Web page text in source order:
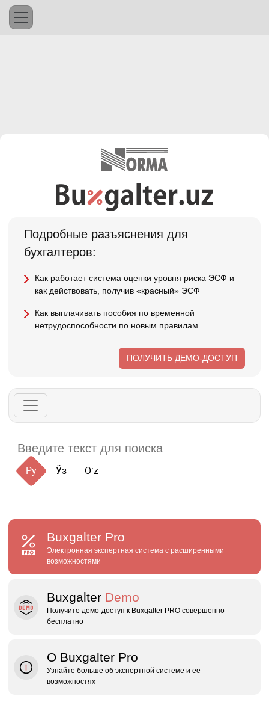
Подробные разъяснения для
бухгалтеров:
Как работает система оценки уровня риска ЭСФ и
как действовать, получив «красный» ЭСФ
Как выплачивать пособия по временной
нетрудоспособности по новым правилам
ПОЛУЧИТЬ ДЕМО-ДОСТУП
Ру Ўз Oʻz
Buxgalter Pro
Электронная экспертная система с расширенными
возможностями
Buxgalter Demo
Получите демо‑доступ к Buxgalter PRO совершенно
бесплатно
О Buxgalter Pro
Узнайте больше об экспертной системе и ее
возможностях